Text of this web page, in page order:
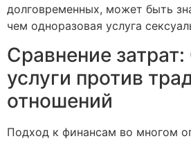
долговременных, может быть
чем одноразовая услуга
Сравнение
услуги против
отношений
Подход к финансам во многом